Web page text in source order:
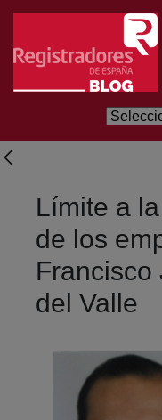
Skip to Main Content
Límite a
de los
Francisco
del Valle